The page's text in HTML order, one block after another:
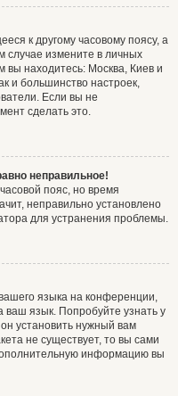
к другому часовому поясу, а
случае измените в личных
вы находитесь: Москва, Киев и
и большинство настроек,
Если вы не
сделать это.
неправильное!
пояс, но время
неправильно установлено
для устранения проблемы.
языка на конференции,
ваш язык. Попробуйте узнать у
установить нужный вам
не существует, то вы сами
информацию вы